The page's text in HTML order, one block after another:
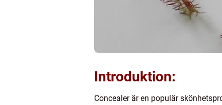
Introduktion:
Concealer är en populär